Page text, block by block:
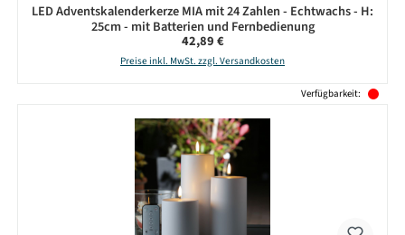
LED Adventskalenderkerze MIA mit 24 Zahlen - Echtwachs - H:
25cm - mit Batterien und Fernbedienung
Regulärer Preis:
42,89 €
Preise inkl. MwSt. zzgl. Versandkosten
Verfügbarkeit: